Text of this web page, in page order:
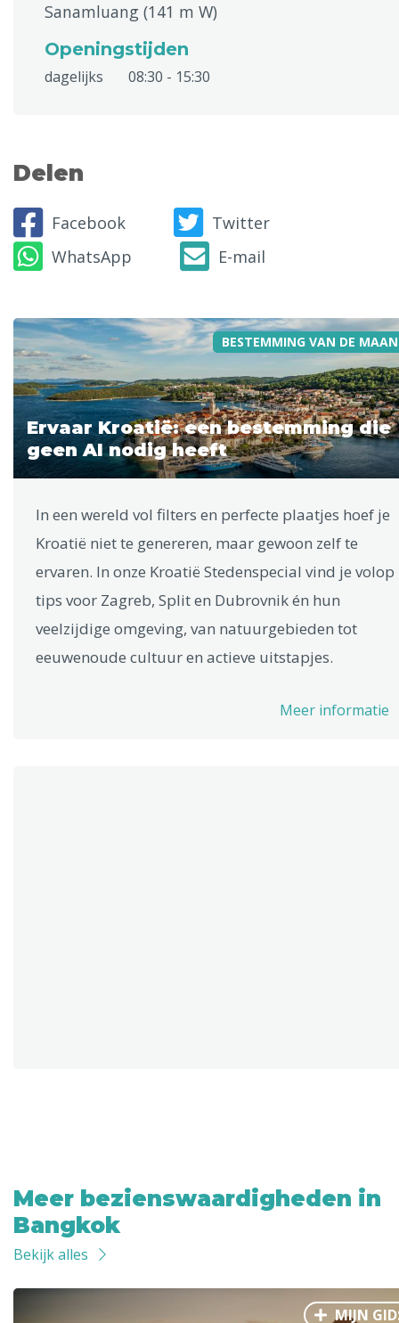
Sanamluang (141 m W)
Openingstijden
dagelijks 08:30 - 15:30
Delen
Facebook
Twitter
WhatsApp
E-mail
BESTEMMING VAN DE
Ervaar Kroatië: een bestemming die
geen AI nodig heeft
In een wereld vol filters en perfecte plaatjes hoef je
Kroatië niet te genereren, maar gewoon zelf te
ervaren. In onze Kroatië Stedenspecial vind je volop
tips voor Zagreb, Split en Dubrovnik én hun
veelzijdige omgeving, van natuurgebieden tot
eeuwenoude cultuur en actieve uitstapjes.
Meer informatie
Meer bezienswaardigheden in
Bangkok
Bekijk alles
MIJN